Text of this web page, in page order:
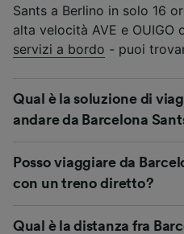
Sants a Berlino in solo 16
alta velocità AVE e OUIGO
servizi a bordo - puoi
Qual è la soluzione di
andare da Barcelona
Posso viaggiare da
con un treno diretto?
Qual è la distanza fra